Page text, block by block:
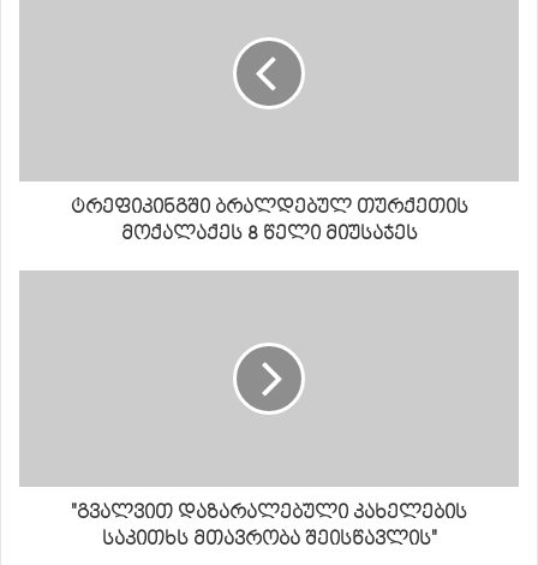
ტრეფიკინგში ბრალდებულ თურქეთის
მოქალაქეს 8 წელი მიუსაჯეს
"გვალვით დაზარალებული კახელების
საკითხს მთავრობა შეისწავლის"